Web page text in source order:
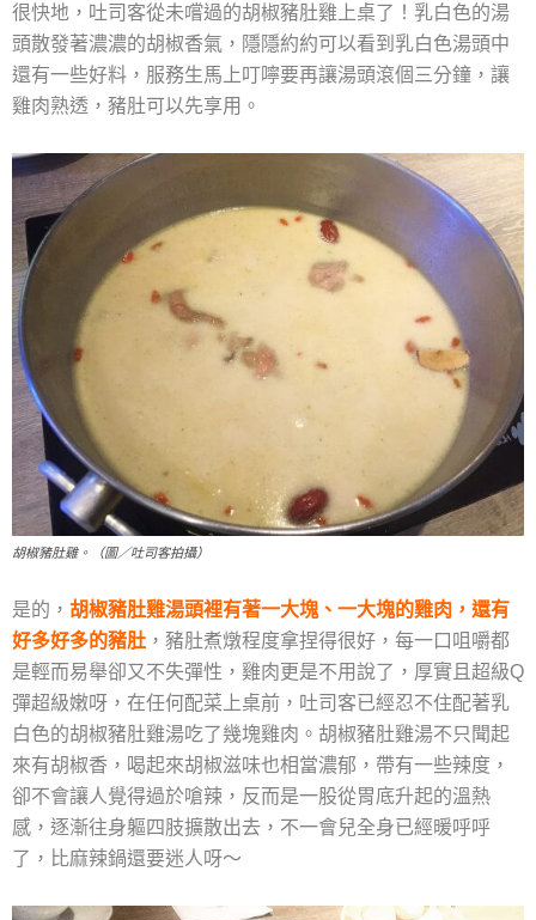
很快地，吐司客從未嚐過的胡椒豬肚雞上桌了！乳白色的湯
頭散發著濃濃的胡椒香氣，隱隱約約可以看到乳白色湯頭中
還有一些好料，服務生馬上叮嚀要再讓湯頭滾個三分鐘，讓
雞肉熟透，豬肚可以先享用。
胡椒豬肚雞。（圖／吐司客拍攝）
是的， 胡椒豬肚雞湯頭裡有著一大塊、一大塊的雞肉，還有
好多好多的豬肚 ，豬肚煮燉程度拿捏得很好，每一口咀嚼都
是輕而易舉卻又不失彈性，雞肉更是不用說了，厚實且超級Q
彈超級嫩呀，在任何配菜上桌前，吐司客已經忍不住配著乳
白色的胡椒豬肚雞湯吃了幾塊雞肉。胡椒豬肚雞湯不只聞起
來有胡椒香，喝起來胡椒滋味也相當濃郁，帶有一些辣度，
卻不會讓人覺得過於嗆辣，反而是一股從胃底升起的溫熱
感，逐漸往身軀四肢擴散出去，不一會兒全身已經暖呼呼
了，比麻辣鍋還要迷人呀～